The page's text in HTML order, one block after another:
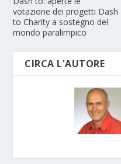
votazione dei progetti Dash
to Charity a sostegno del
mondo paralimpico
CIRCA L'AUTORE